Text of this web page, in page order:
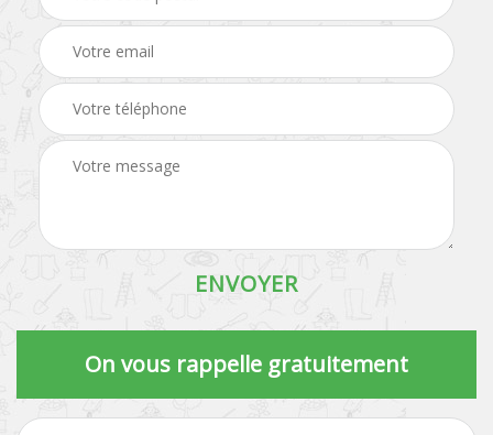
On vous rappelle gratuitement